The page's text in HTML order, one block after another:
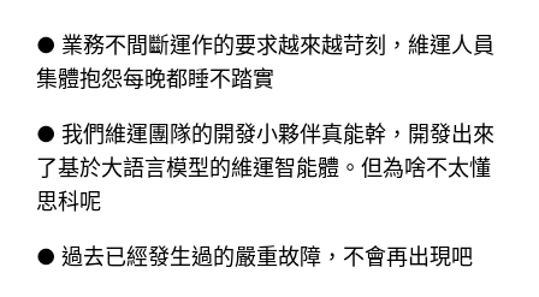
● 業務不間斷運作的要求越來越苛刻，維運人員
集體抱怨每晚都睡不踏實
● 我們維運團隊的開發小夥伴真能幹，開發出來
了基於大語言模型的維運智能體。但為啥不太懂
思科呢
● 過去已經發生過的嚴重故障，不會再出現吧